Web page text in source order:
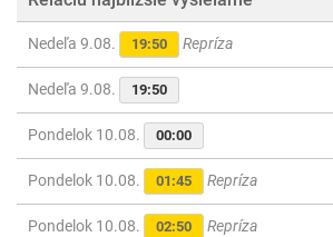
Nedeľa 9.08. 19:50 Repríza
Nedeľa 9.08. 19:50
Pondelok 10.08. 00:00
Pondelok 10.08. 01:45 Repríza
Pondelok 10.08. 02:50 Repríza